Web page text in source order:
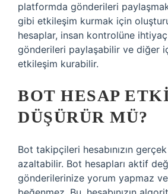
platformda gönderileri
gibi etkileşim kurmak için
hesaplar, insan kontrolüne
gönderileri paylaşabilir ve diğer
etkileşim kurabilir.
BOT HESAP
DÜŞÜRÜR MÜ?
Bot takipçileri hesabınızın
azaltabilir. Bot hesapları aktif
gönderilerinize yorum yapmaz